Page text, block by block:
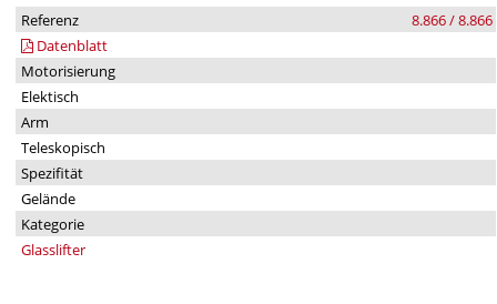
Referenz
8.866 / 8.866
Datenblatt
Motorisierung
Elektisch
Arm
Teleskopisch
Spezifität
Gelände
Kategorie
Glasslifter